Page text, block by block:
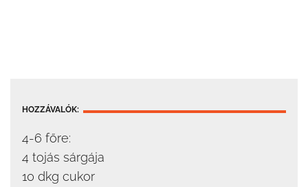
HOZZÁVALÓK:
4-6 főre:
4 tojás sárgája
10 dkg cukor